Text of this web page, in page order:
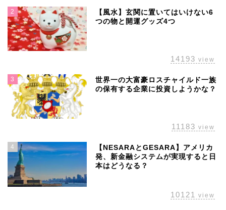
2
【風水】玄関に置いてはいけない6
つの物と開運グッズ4つ
14193 view
3
世界一の大富豪ロスチャイルド一族
の保有する企業に投資しようかな？
11183 view
4
【NESARAとGESARA】アメリカ
発、新金融システムが実現すると日
本はどうなる？
10121 view